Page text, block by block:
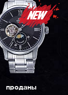
проданы